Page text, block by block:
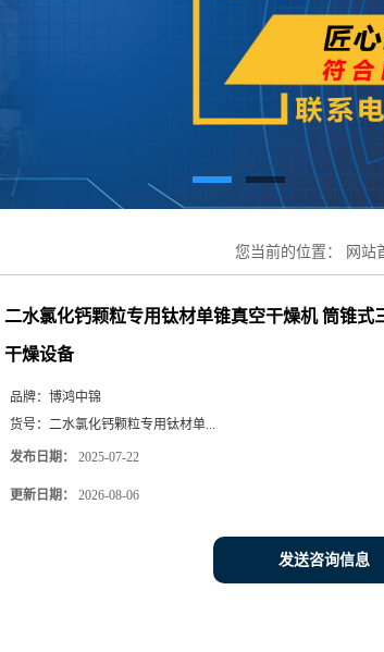
您当前的位置： 网站
二水氯化钙颗粒专用钛材单锥真空干燥机 筒锥式
干燥设备
品牌： 博鸿中锦
货号： 二水氯化钙颗粒专用钛材单...
发布日期： 2025-07-22
更新日期： 2026-08-06
发送咨询信息